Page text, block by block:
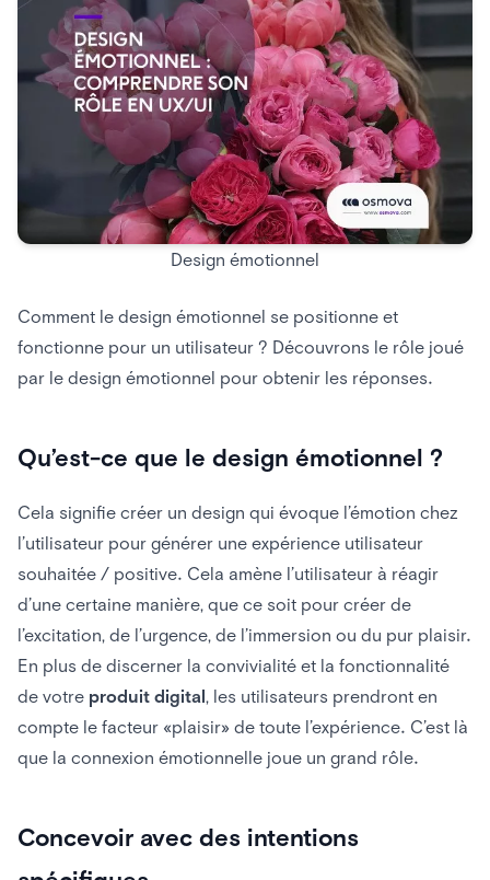
Design émotionnel
Comment le design émotionnel se positionne et
fonctionne pour un utilisateur ? Découvrons le rôle joué
par le design émotionnel pour obtenir les réponses.
Qu’est-ce que le design émotionnel ?
Cela signifie créer un design qui évoque l’émotion chez
l’utilisateur pour générer une expérience utilisateur
souhaitée / positive. Cela amène l’utilisateur à réagir
d’une certaine manière, que ce soit pour créer de
l’excitation, de l’urgence, de l’immersion ou du pur plaisir.
En plus de discerner la convivialité et la fonctionnalité
de votre produit digital , les utilisateurs prendront en
compte le facteur «plaisir» de toute l’expérience. C’est là
que la connexion émotionnelle joue un grand rôle.
Concevoir avec des intentions